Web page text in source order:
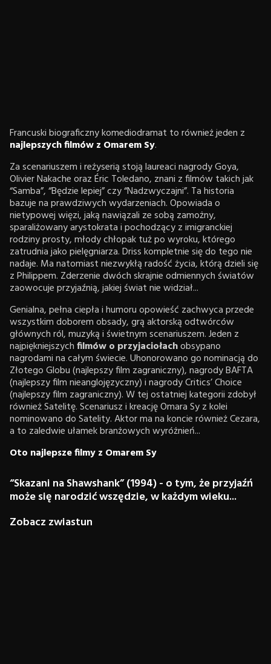
Francuski biograficzny komediodramat to również jeden z
najlepszych filmów z Omarem Sy.
Za scenariuszem i reżyserią stoją laureaci nagrody Goya,
Olivier Nakache oraz Éric Toledano, znani z filmów takich jak
“Samba”, “Będzie lepiej” czy “Nadzwyczajni”. Ta historia
bazuje na prawdziwych wydarzeniach. Opowiada o
nietypowej więzi, jaką nawiązali ze sobą zamożny,
sparaliżowany arystokrata i pochodzący z imigranckiej
rodziny prosty, młody chłopak tuż po wyroku, którego
zatrudnia jako pielęgniarza. Driss kompletnie się do tego nie
nadaje. Ma natomiast niezwykłą radość życia, którą dzieli się
z Philippem. Zderzenie dwóch skrajnie odmiennych światów
zaowocuje przyjaźnią, jakiej świat nie widział...
Genialna, pełna ciepła i humoru opowieść zachwyca przede
wszystkim doborem obsady, grą aktorską odtwórców
głównych ról, muzyką i świetnym scenariuszem. Jeden z
najpiękniejszychfilmów o przyjaciołachobsypano
nagrodami na całym świecie. Uhonorowano go nominacją do
Złotego Globu (najlepszy film zagraniczny), nagrody BAFTA
(najlepszy film nieanglojęzyczny) i nagrody Critics’ Choice
(najlepszy film zagraniczny). W tej ostatniej kategorii zdobył
również Satelitę. Scenariusz i kreację Omara Sy z kolei
nominowano do Satelity. Aktor ma na koncie również Cezara,
a to zaledwie ułamek branżowych wyróżnień...
Oto najlepsze filmy z Omarem Sy
“Skazani na Shawshank” (1994) - o tym, że przyjaźń
może się narodzić wszędzie, w każdym wieku...
Zobacz zwiastun